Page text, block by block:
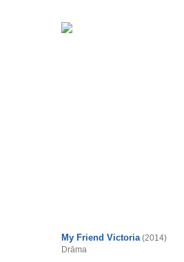
My Friend Victoria (2014)
Drāma